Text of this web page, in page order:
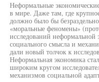
Неформальные
в мире. Даже там, где
должно было бы
«моральные феномены»
исследований неформальной
социального смысла и
дали новый толчок к
Неформальная экономика
широким кругом
механизмов социальной